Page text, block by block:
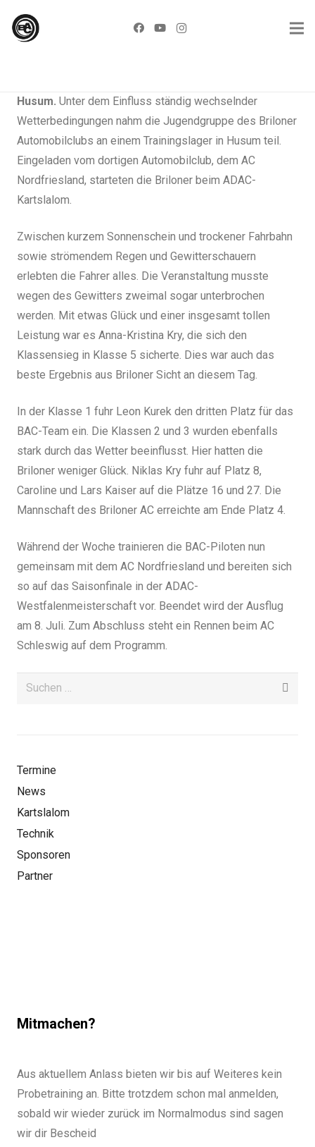
Husum. Unter dem Einfluss ständig wechselnder
Wetterbedingungen nahm die Jugendgruppe des Briloner
Automobilclubs an einem Trainingslager in Husum teil.
Eingeladen vom dortigen Automobilclub, dem AC
Nordfriesland, starteten die Briloner beim ADAC-
Kartslalom.
Zwischen kurzem Sonnenschein und trockener Fahrbahn
sowie strömendem Regen und Gewitterschauern
erlebten die Fahrer alles. Die Veranstaltung musste
wegen des Gewitters zweimal sogar unterbrochen
werden. Mit etwas Glück und einer insgesamt tollen
Leistung war es Anna-Kristina Kry, die sich den
Klassensieg in Klasse 5 sicherte. Dies war auch das
beste Ergebnis aus Briloner Sicht an diesem Tag.
In der Klasse 1 fuhr Leon Kurek den dritten Platz für das
BAC-Team ein. Die Klassen 2 und 3 wurden ebenfalls
stark durch das Wetter beeinflusst. Hier hatten die
Briloner weniger Glück. Niklas Kry fuhr auf Platz 8,
Caroline und Lars Kaiser auf die Plätze 16 und 27. Die
Mannschaft des Briloner AC erreichte am Ende Platz 4.
Während der Woche trainieren die BAC-Piloten nun
gemeinsam mit dem AC Nordfriesland und bereiten sich
so auf das Saisonfinale in der ADAC-
Westfalenmeisterschaft vor. Beendet wird der Ausflug
am 8. Juli. Zum Abschluss steht ein Rennen beim AC
Schleswig auf dem Programm.
Suchen
Termine
News
Kartslalom
Technik
Sponsoren
Partner
Mitmachen?
Aus aktuellem Anlass bieten wir bis auf Weiteres kein
Probetraining an. Bitte trotzdem schon mal anmelden,
sobald wir wieder zurück im Normalmodus sind sagen
wir dir Bescheid